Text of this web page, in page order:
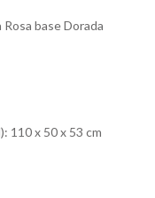
base Dorada
110 x 50 x 53 cm